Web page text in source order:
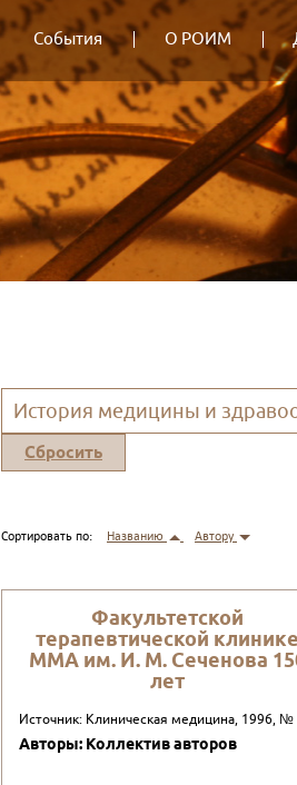
События О РОИМ
История медицины и
Сбросить
Сортировать по: Названию Автору
Факультетской
терапевтической клинике
ММА им. И. М. Сеченова
лет
Источник: Клиническая медицина, 1996, №
Авторы: Коллектив авторов